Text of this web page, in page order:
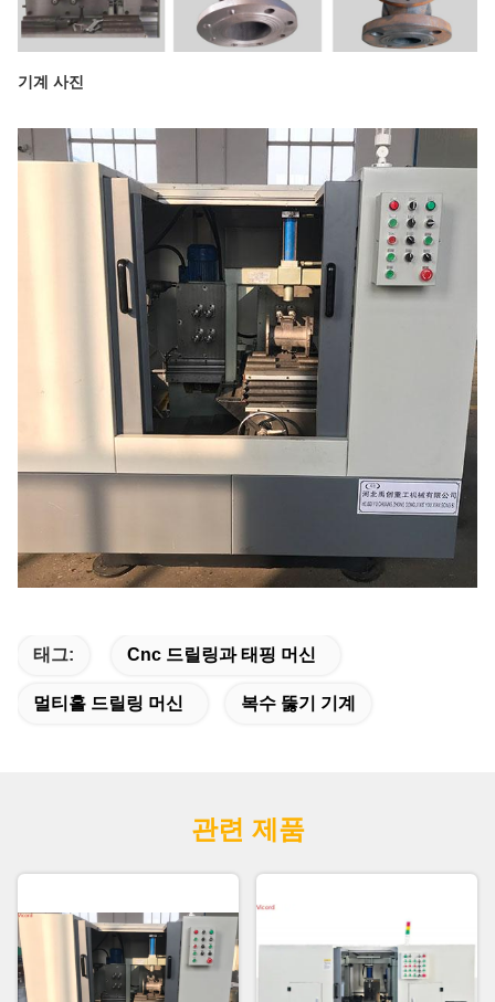
기계 사진
태그: Cnc 드릴링과 태핑 머신
멀티홀 드릴링 머신 복수 뚫기 기계
관련 제품